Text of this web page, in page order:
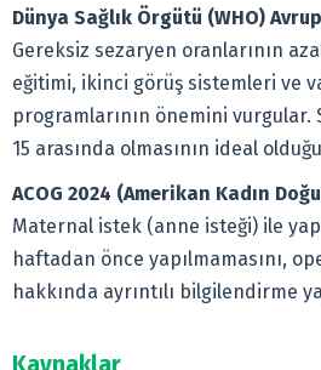
Dünya Sağlık Örgütü (WHO)
Gereksiz sezaryen oranlarının
eğitimi, ikinci görüş sistemleri ve
programlarının önemini vurgular.
15 arasında olmasının ideal
ACOG 2024 (Amerikan Kadın
Maternal istek (anne isteği) ile
haftadan önce yapılmamasını,
hakkında ayrıntılı bilgilendirme